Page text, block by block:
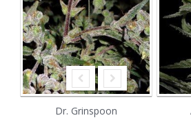
Dr. Grinspoon